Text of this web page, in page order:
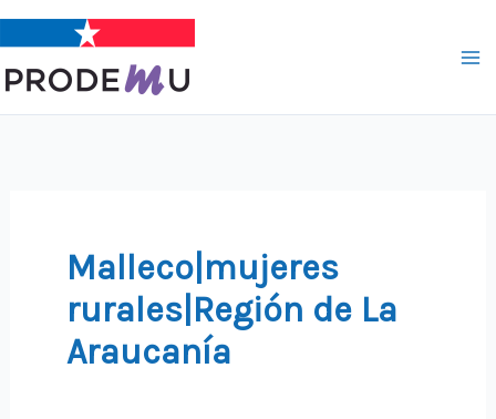
contenido
Malleco|mujeres
rurales|Región de La
Araucanía